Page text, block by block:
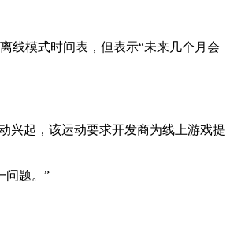
线模式时间表，但表示“未来几个月会
兴起，该运动要求开发商为线上游戏提
问题。”